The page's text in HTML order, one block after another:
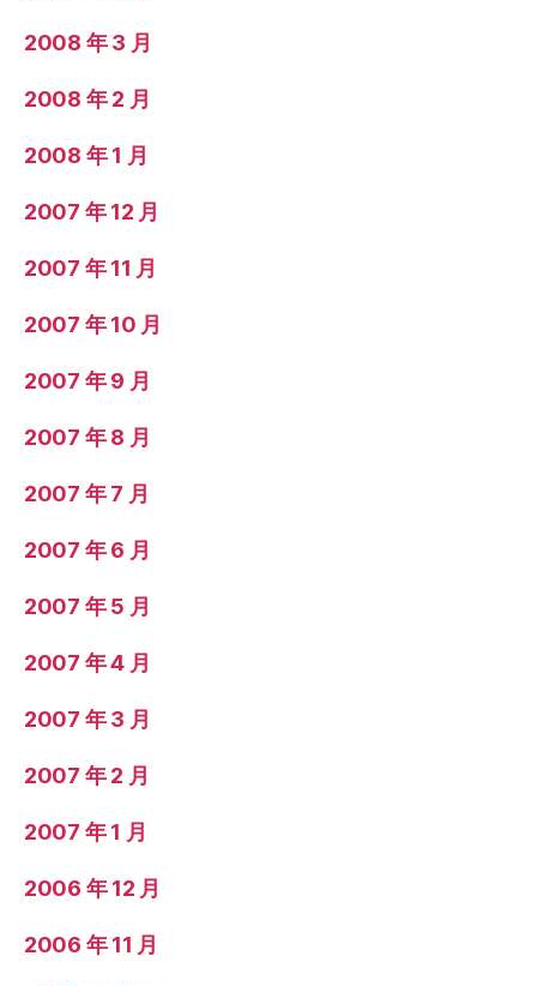
2008 年 3 月
2008 年 2 月
2008 年 1 月
2007 年 12 月
2007 年 11 月
2007 年 10 月
2007 年 9 月
2007 年 8 月
2007 年 7 月
2007 年 6 月
2007 年 5 月
2007 年 4 月
2007 年 3 月
2007 年 2 月
2007 年 1 月
2006 年 12 月
2006 年 11 月